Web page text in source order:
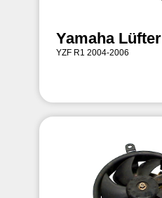
Yamaha Lüfter
YZF R1 2004-2006